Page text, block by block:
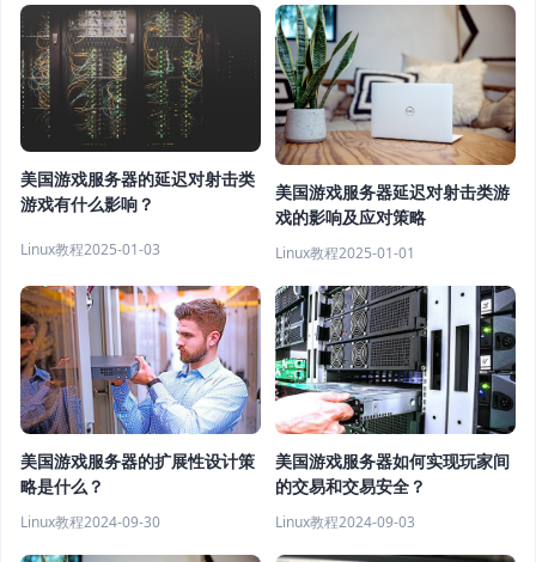
美国游戏服务器的延迟对射击类
游戏有什么影响？
Linux教程2025-01-03
美国游戏服务器延迟对射击类游
戏的影响及应对策略
Linux教程2025-01-01
美国游戏服务器的扩展性设计策
略是什么？
Linux教程2024-09-30
美国游戏服务器如何实现玩家间
的交易和交易安全？
Linux教程2024-09-03